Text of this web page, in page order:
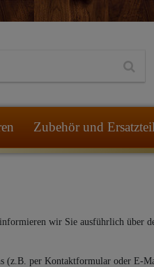
Zubehör und
wir Sie ausführlich über
(z.B. per Kontaktformular oder E-